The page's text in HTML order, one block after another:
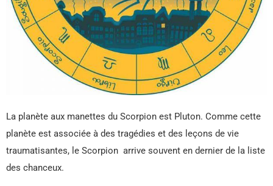
La planète aux manettes du Scorpion est Pluton. Comme cette
planète est associée à des tragédies et des leçons de vie
traumatisantes, le Scorpion arrive souvent en dernier de la liste
des chanceux.